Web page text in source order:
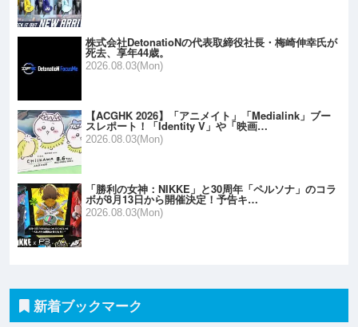
株式会社DetonatioNの代表取締役社長・梅崎伸幸氏が
死去、享年44歳。
2026.08.03(Mon)
【ACGHK 2026】「アニメイト」「Medialink」ブー
スレポート！「Identity V」や「映画…
2026.08.03(Mon)
「勝利の女神：NIKKE」と30周年「ペルソナ」のコラ
ボが8月13日から開催決定！予告キ…
2026.08.03(Mon)
新着ブックマーク